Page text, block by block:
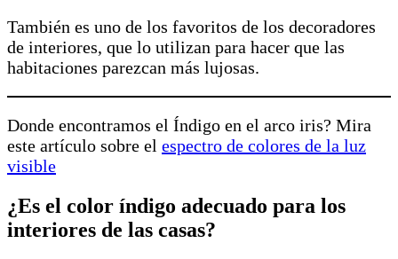
También es uno de los favoritos de los decoradores
de interiores, que lo utilizan para hacer que las
habitaciones parezcan más lujosas.
Donde encontramos el Índigo en el arco iris? Mira
este artículo sobre el espectro de colores de la luz
visible
¿Es el color índigo adecuado para los
interiores de las casas?